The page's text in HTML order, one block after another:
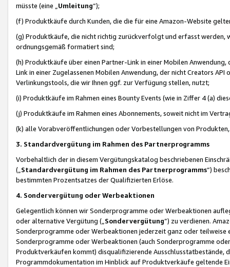
müsste (eine „ Umleitung“);
(f) Produktkäufe durch Kunden, die die für eine Amazon-Website
(g) Produktkäufe, die nicht richtig zurückverfolgt und erfasst werden,
ordnungsgemäß formatiert sind;
(h) Produktkäufe über einen Partner-Link in einer Mobilen
Link in einer Zugelassenen Mobilen Anwendung, der nicht Creators
Verlinkungstools, die wir Ihnen ggf. zur Verfügung stellen, nutzt;
(i) Produktkäufe im Rahmen eines Bounty Events (wie in Ziffer 4 (a)
(j) Produktkäufe im Rahmen eines Abonnements, soweit nicht im
(k) alle Vorabveröffentlichungen oder Vorbestellungen von
3. Standardvergütung im Rahmen des Partnerprogramms
Vorbehaltlich der in diesem Vergütungskatalog beschriebenen
(„ Standardvergütung im Rahmen des Partnerprogramms“)
bestimmten Prozentsatzes der Qualifizierten Erlöse.
4. Sondervergütung oder Werbeaktionen
Gelegentlich können wir Sonderprogramme oder Werbeaktionen
oder alternative Vergütung („ Sondervergütung”) zu verdienen.
Sonderprogramme oder Werbeaktionen jederzeit ganz oder
Sonderprogramme oder Werbeaktionen (auch Sonderprogramme
Produktverkäufen kommt) disqualifizierende Ausschlusstatbestände,
Programmdokumentation im Hinblick auf Produktverkäufe geltende